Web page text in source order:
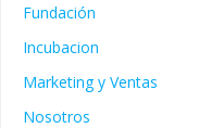
Fundación
Incubacion
Marketing y Ventas
Nosotros